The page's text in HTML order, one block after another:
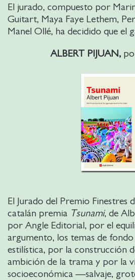
El jurado, compuesto por
Guitart, Maya Faye Lethem,
Manel Ollé, ha decidido que el
ALBERT PIJUAN,
El Jurado del Premio Finestres
catalán premia Tsunami, de
por Angle Editorial, por el
argumento, los temas de
estilística, por la construcción
ambición de la trama y por la
socioeconómica —salvaje,